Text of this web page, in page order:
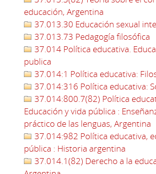
educación, Argentina
37.013.30 Educación sexual
37.013.73 Pedagogía filosófica
37.014 Política educativa.
publica
37.014:1 Política educativa:
37.014:316 Política educativa:
37.014:800.7(82) Política
Educación y vida pública :
práctico de las lenguas, Argentina
37.014:982 Política educativa,
pública : Historia argentina
37.014.1(82) Derecho a la